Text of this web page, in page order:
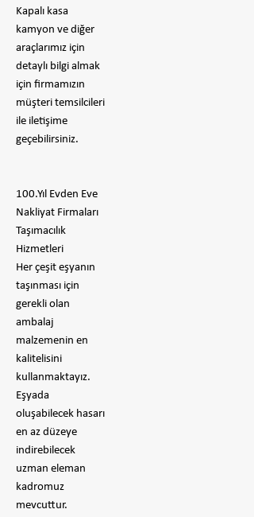
Kapalı kasa
kamyon ve diğer
araçlarımız için
detaylı bilgi almak
için firmamızın
müşteri temsilcileri
ile iletişime
geçebilirsiniz.
100.Yıl Evden Eve
Nakliyat Firmaları
Taşımacılık
Hizmetleri
Her çeşit eşyanın
taşınması için
gerekli olan
ambalaj
malzemenin en
kalitelisini
kullanmaktayız.
Eşyada
oluşabilecek hasarı
en az düzeye
indirebilecek
uzman eleman
kadromuz
mevcuttur.